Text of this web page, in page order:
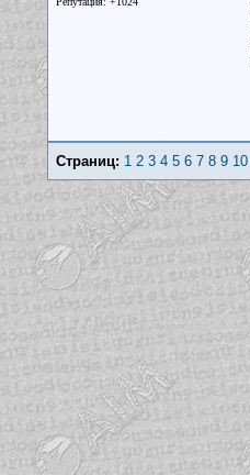
Страниц: 1 2 3 4 5 6 7 8 9 10